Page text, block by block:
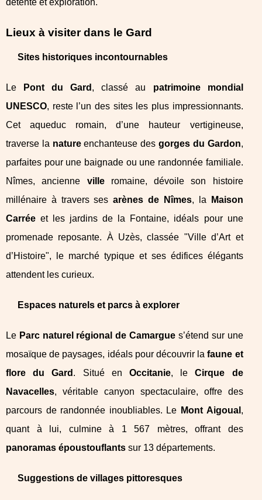
détente et exploration.
Lieux à visiter dans le Gard
Sites historiques incontournables
Le Pont du Gard , classé au patrimoine mondial
UNESCO, reste l’un des sites les plus impressionnants.
Cet aqueduc romain, d’une hauteur vertigineuse,
traverse la natureenchanteuse desgorges du Gardon,
parfaites pour une baignade ou une randonnée familiale.
Nîmes, ancienne villeromaine, dévoile son histoire
millénaire à travers sesarènes de Nîmes, la
Maison
Carrée et les jardins de la Fontaine, idéals pour une
promenade reposante. À Uzès, classée "Ville d’Art et
d’Histoire", le marché typique et ses édifices élégants
attendent les curieux.
Espaces naturels et parcs à explorer
Le Parc naturel régional de Camargue s’étend sur une
mosaïque de paysages, idéals pour découvrir lafaune et
flore du Gard . Situé enOccitanie, leCirque de
Navacelles, véritable canyon spectaculaire, offre des
parcours de randonnée inoubliables. Le Mont Aigoual ,
quant à lui, culmine à 1 567 mètres, offrant des
panoramas époustouflants sur 13 départements.
Suggestions de villages pittoresques